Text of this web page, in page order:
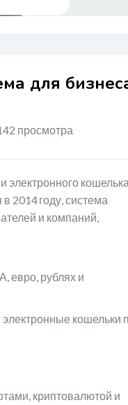
для
просмотра
2014 году, система
и компаний,
евро, рублях и
кошельки
криптовалютой и